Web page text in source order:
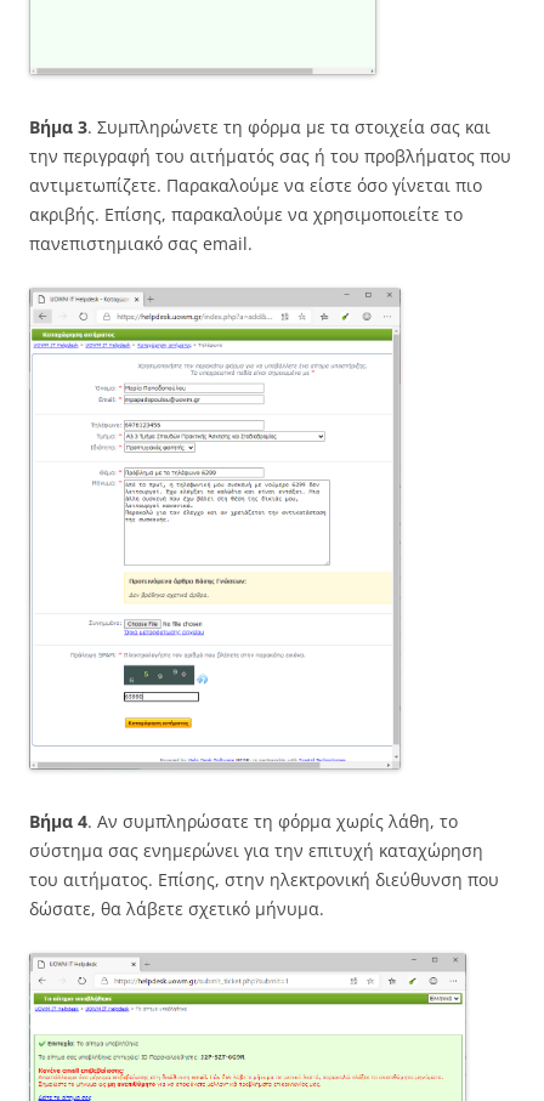
Βήμα 3. Συμπληρώνετε τη φόρμα με τα στοιχεία σας και
την περιγραφή του αιτήματός σας ή του προβλήματος που
αντιμετωπίζετε. Παρακαλούμε να είστε όσο γίνεται πιο
ακριβής. Επίσης, παρακαλούμε να χρησιμοποιείτε το
πανεπιστημιακό σας email.
Βήμα 4. Αν συμπληρώσατε τη φόρμα χωρίς λάθη, το
σύστημα σας ενημερώνει για την επιτυχή καταχώρηση
του αιτήματος. Επίσης, στην ηλεκτρονική διεύθυνση που
δώσατε, θα λάβετε σχετικό μήνυμα.